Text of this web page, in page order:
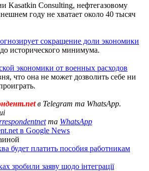
Kasatkin Consulting, нефтегазовому
году не хватает около 40 тысяч
сокращение доли экономики
исторического минимума.
экономики от военных расходов
что она не может дозволить себе ни
в Telegram та WhatsApp.
та WhatsApp
в Google News
будет платить пособия работникам
зробили заяву щодо інтеграції